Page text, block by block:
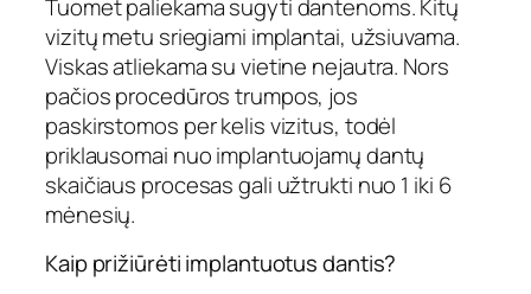
Tuomet paliekama sugyti dantenoms. Kitų
vizitų metu sriegiami implantai, užsiuvama.
Viskas atliekama su vietine nejautra. Nors
pačios procedūros trumpos, jos
paskirstomos per kelis vizitus, todėl
priklausomai nuo implantuojamų dantų
skaičiaus procesas gali užtrukti nuo 1 iki 6
mėnesių.
Kaip prižiūrėti implantuotus dantis?